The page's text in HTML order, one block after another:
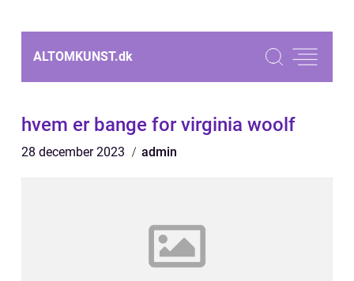
ALTOMKUNST.dk
hvem er bange for virginia woolf
28 december 2023 admin